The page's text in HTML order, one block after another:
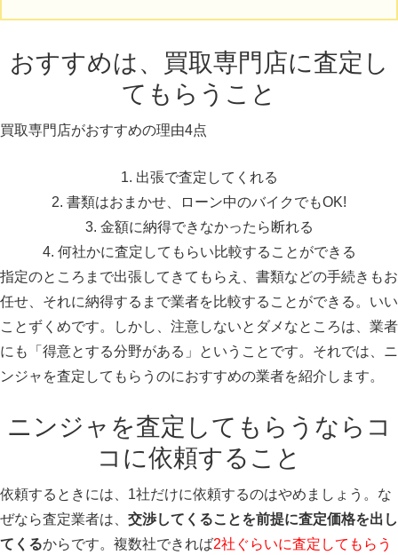
おすすめは、買取専門店に査定し
てもらうこと
買取専門店がおすすめの理由4点
出張で査定してくれる
書類はおまかせ、ローン中のバイクでもOK!
金額に納得できなかったら断れる
何社かに査定してもらい比較することができる
指定のところまで出張してきてもらえ、書類などの手続きもお
任せ、それに納得するまで業者を比較することができる。いい
ことずくめです。しかし、注意しないとダメなところは、業者
にも「得意とする分野がある」ということです。それでは、ニ
ンジャを査定してもらうのにおすすめの業者を紹介します。
ニンジャを査定してもらうならコ
コに依頼すること
依頼するときには、1社だけに依頼するのはやめましょう。な
ぜなら査定業者は、 交渉してくることを前提に査定価格を出し
てくるからです。複数社できれば2社ぐらいに査定してもらう